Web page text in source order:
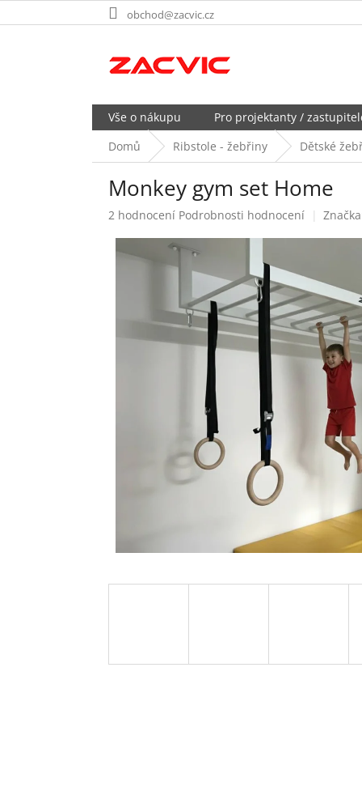
na
obchod@zacvic.cz
Vše o nákupu Pro projektanty /
Domů
Ribstole - žebřiny Dětské
Monkey gym set Home
Průměrné
hvězdiček.
2 hodnocení Podrobnosti hodnocení